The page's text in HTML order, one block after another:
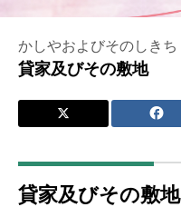
かしやおよびそのしきち
貸家及びその敷地
貸家及びその敷地